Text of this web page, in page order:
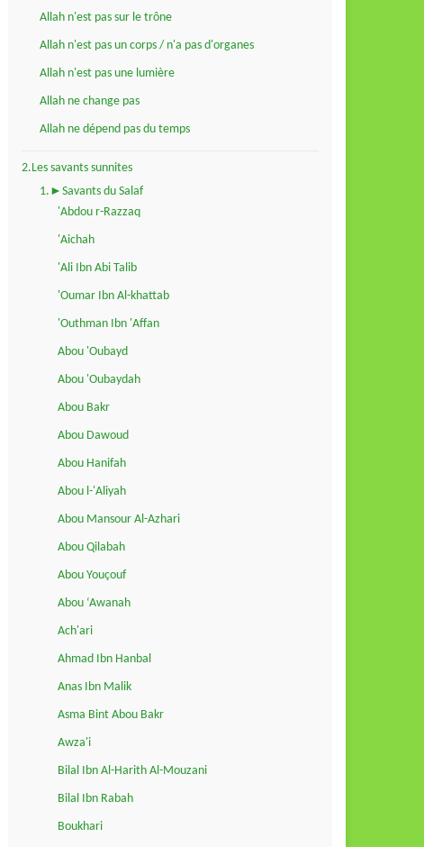
Allah n'est pas sur le trône
Allah n'est pas un corps / n'a pas d'organes
Allah n'est pas une lumière
Allah ne change pas
Allah ne dépend pas du temps
2.Les savants sunnites
1.►Savants du Salaf
'Abdou r-Razzaq
'Aichah
'Ali Ibn Abi Talib
'Oumar Ibn Al-khattab
'Outhman Ibn 'Affan
Abou 'Oubayd
Abou 'Oubaydah
Abou Bakr
Abou Dawoud
Abou Hanifah
Abou l-'Aliyah
Abou Mansour Al-Azhari
Abou Qilabah
Abou Youçouf
Abou ‘Awanah
Ach'ari
Ahmad Ibn Hanbal
Anas Ibn Malik
Asma Bint Abou Bakr
Awza'i
Bilal Ibn Al-Harith Al-Mouzani
Bilal Ibn Rabah
Boukhari